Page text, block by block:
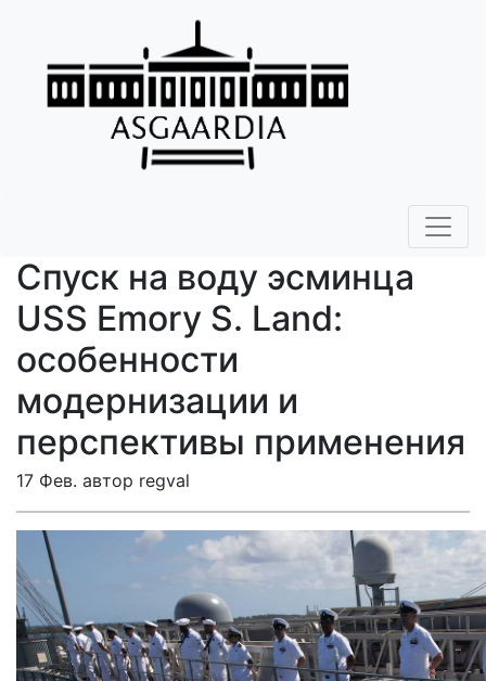
Спуск на воду эсминца
USS Emory S. Land:
особенности
модернизации и
перспективы применения
17 Фев. автор regval